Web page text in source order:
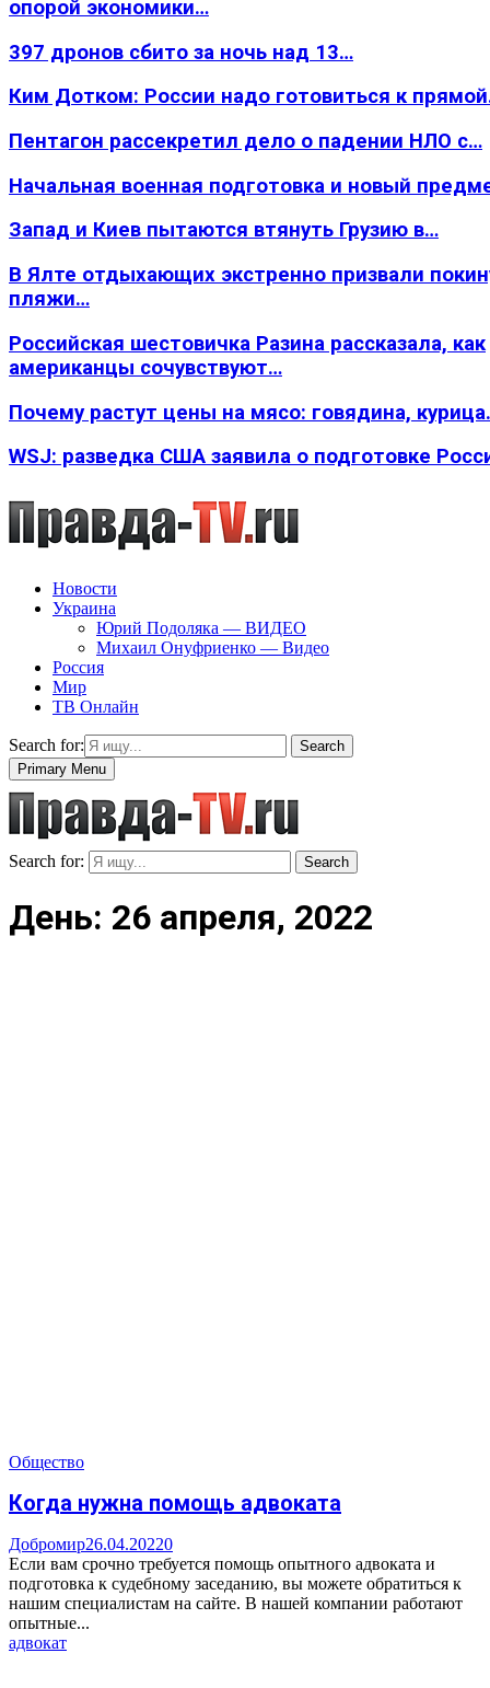
опорой экономики…
397 дронов сбито за ночь над 13…
Ким Дотком: России надо готовиться к
Пентагон рассекретил дело о падении НЛО с…
Начальная военная подготовка и новый
Запад и Киев пытаются втянуть Грузию в…
В Ялте отдыхающих экстренно призвали
пляжи…
Российская шестовичка Разина рассказала, как
американцы сочувствуют…
Почему растут цены на мясо: говядина,
WSJ: разведка США заявила о подготовке
Новости
Украина
Юрий Подоляка — ВИДЕО
Михаил Онуфриенко — Видео
Россия
Мир
ТВ Онлайн
Search for:
Search
Primary Menu
Search for: Search
День: 26 апреля, 2022
Общество
Когда нужна помощь адвоката
Добромир26.04.20220
Если вам срочно требуется помощь опытного адвоката и
подготовка к судебному заседанию, вы можете обратиться к
нашим специалистам на сайте. В нашей компании работают
опытные...
адвокат